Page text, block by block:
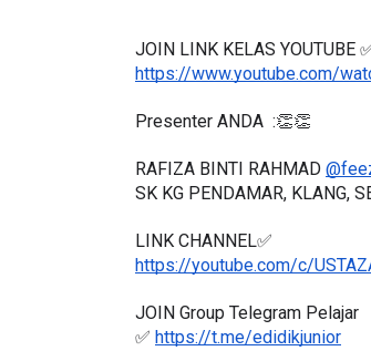
JOIN LINK KELAS YOUTUBE
https://www.youtube.com/
Presenter ANDA  :👏👏
RAFIZA BINTI RAHMAD
SK KG PENDAMAR, KLANG,
LINK CHANNEL✅
https://youtube.com/c/
JOIN Group Telegram Pelajar
✅ https://t.me/edidikjunior